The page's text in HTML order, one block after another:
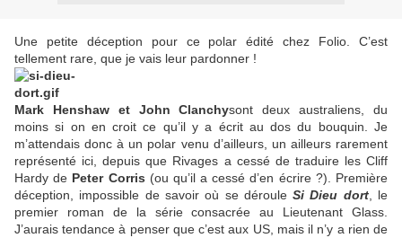
Une petite déception pour ce polar édité chez Folio. C’est
tellement rare, que je vais leur pardonner !
Mark Henshaw et John Clanchysont deux australiens, du
moins si on en croit ce qu’il y a écrit au dos du bouquin. Je
m’attendais donc à un polar venu d’ailleurs, un ailleurs rarement
représenté ici, depuis que Rivages a cessé de traduire les Cliff
Hardy de Peter Corris (ou qu’il a cessé d’en écrire ?). Première
déception, impossible de savoir où se dérouleSi Dieu dort, le
premier roman de la série consacrée au Lieutenant Glass.
J’aurais tendance à penser que c’est aux US, mais il n’y a rien de